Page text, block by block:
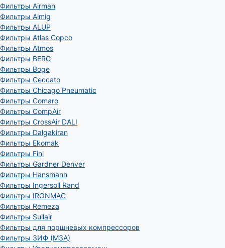
Фильтры Airman
Фильтры Almig
Фильтры ALUP
Фильтры Atlas Copco
Фильтры Atmos
Фильтры BERG
Фильтры Boge
Фильтры Ceccato
Фильтры Chicago Pneumatic
Фильтры Comaro
Фильтры CompAir
Фильтры CrossAir DALI
Фильтры Dalgakiran
Фильтры Ekomak
Фильтры Fini
Фильтры Gardner Denver
Фильтры Hansmann
Фильтры Ingersoll Rand
Фильтры IRONMAC
Фильтры Remeza
Фильтры Sullair
Фильтры для поршневых компрессоров
Фильтры ЗИФ (МЗА)